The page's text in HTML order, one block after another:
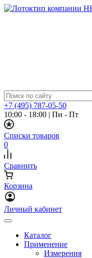
+7 (495) 787-05-50
10:00 - 18:00 | Пн - Пт
Списки товаров
0
Сравнить
Корзина
Личный кабинет
Каталог
Применение
Измерения